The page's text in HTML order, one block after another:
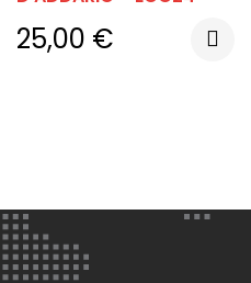
25,00 €